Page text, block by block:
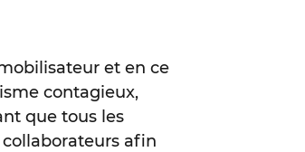
et en ce
contagieux,
que tous les
afin